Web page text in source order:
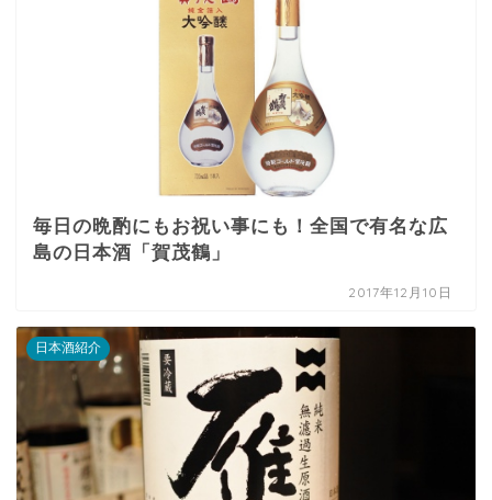
毎日の晩酌にもお祝い事にも！全国で有名な広
島の日本酒「賀茂鶴」
2017年12月10日
日本酒紹介